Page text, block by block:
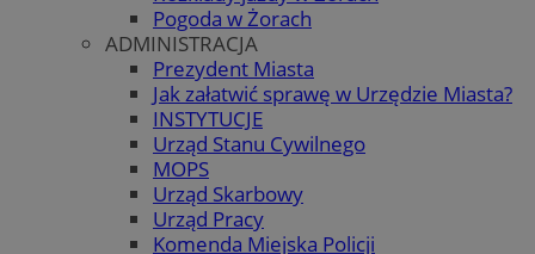
Pogoda w Żorach
ADMINISTRACJA
Prezydent Miasta
Jak załatwić sprawę w Urzędzie Miasta?
INSTYTUCJE
Urząd Stanu Cywilnego
MOPS
Urząd Skarbowy
Urząd Pracy
Komenda Miejska Policji